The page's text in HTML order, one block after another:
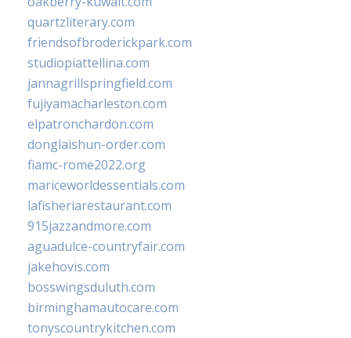
quartzliterary.com
friendsofbroderickpark.com
studiopiattellina.com
jannagrillspringfield.com
fujiyamacharleston.com
elpatronchardon.com
donglaishun-order.com
fiamc-rome2022.org
mariceworldessentials.com
lafisheriarestaurant.com
915jazzandmore.com
aguadulce-countryfair.com
jakehovis.com
bosswingsduluth.com
birminghamautocare.com
tonyscountrykitchen.com